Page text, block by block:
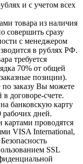
и с учетом всех
товара из наличия
совершить сразу
с менеджером
в рублях РФ.
требуется
70% от общей
позиции).
заказу Вы можете
договоре-счете.
банковскую карту
рабочих дней.
проводятся
VISA International,
SSL